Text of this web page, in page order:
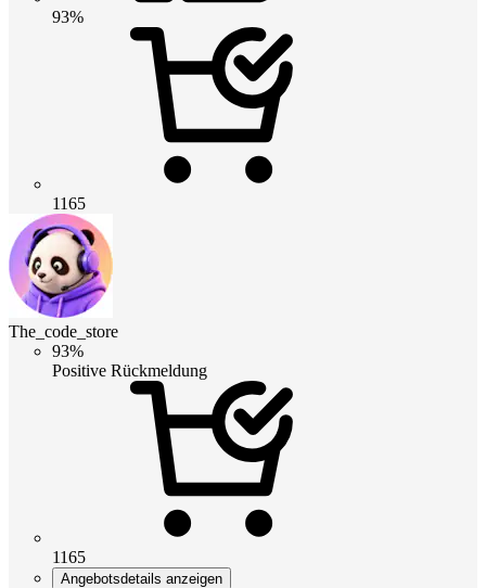
93%
1165
The_code_store
93%
Positive Rückmeldung
1165
Angebotsdetails anzeigen